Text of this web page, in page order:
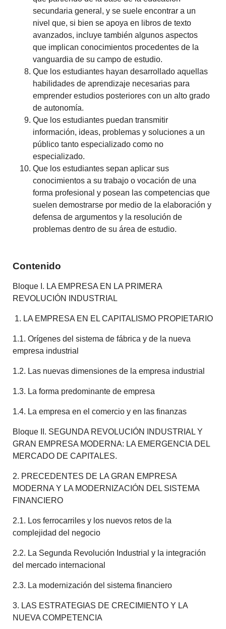
secundaria general, y se suele encontrar a un
nivel que, si bien se apoya en libros de texto
avanzados, incluye también algunos aspectos
que implican conocimientos procedentes de la
vanguardia de su campo de estudio.
Que los estudiantes hayan desarrollado aquellas
habilidades de aprendizaje necesarias para
emprender estudios posteriores con un alto grado
de autonomía.
Que los estudiantes puedan transmitir
información, ideas, problemas y soluciones a un
público tanto especializado como no
especializado.
Que los estudiantes sepan aplicar sus
conocimientos a su trabajo o vocación de una
forma profesional y posean las competencias que
suelen demostrarse por medio de la elaboración y
defensa de argumentos y la resolución de
problemas dentro de su área de estudio.
Contenido
Bloque I. LA EMPRESA EN LA PRIMERA
REVOLUCIÓN INDUSTRIAL
1. LA EMPRESA EN EL CAPITALISMO PROPIETARIO
1.1. Orígenes del sistema de fábrica y de la nueva
empresa industrial
1.2. Las nuevas dimensiones de la empresa industrial
1.3. La forma predominante de empresa
1.4. La empresa en el comercio y en las finanzas
Bloque II. SEGUNDA REVOLUCIÓN INDUSTRIAL Y
GRAN EMPRESA MODERNA: LA EMERGENCIA DEL
MERCADO DE CAPITALES.
2. PRECEDENTES DE LA GRAN EMPRESA
MODERNA Y LA MODERNIZACIÓN DEL SISTEMA
FINANCIERO
2.1. Los ferrocarriles y los nuevos retos de la
complejidad del negocio
2.2. La Segunda Revolución Industrial y la integración
del mercado internacional
2.3. La modernización del sistema financiero
3. LAS ESTRATEGIAS DE CRECIMIENTO Y LA
NUEVA COMPETENCIA